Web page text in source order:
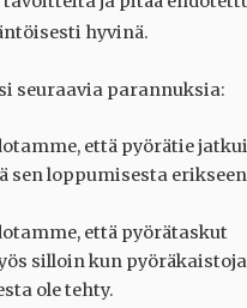
hyvinä.
seuraavia parannuksia:
että pyörätie
sen loppumisesta erikseen
että pyörätaskut
silloin kun pyöräkaistoja
ole tehty.